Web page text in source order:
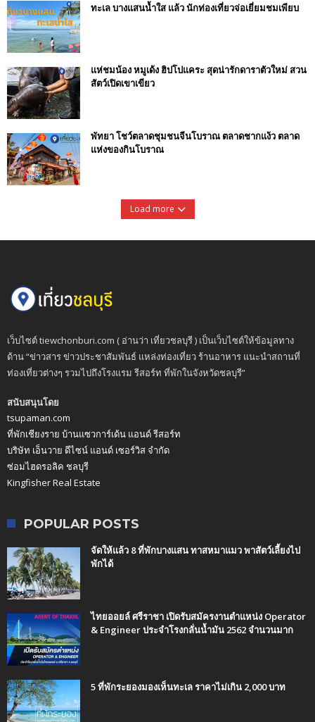
ทะเล บางแสนน้ำใส แล้ว นักท่องเที่ยวจ่อเยี่ยมชมเพียบ
แห่ชมน้อง หมูเด้ง ฮิปโปแคระ สุดน่ารักดาราตัวใหม่ สวน
สัตว์เปิดเขาเขียว
พัทยา โชว์ตลาดชุมชนจีนโบราณ ตลาดชากแง้ว ตลาด
แห่งของกินโบราณ
Load more
เว็บไซต์ tiewchonburi.com ( อ่านว่า เที่ยวชลบุรี ) เป็นเว็บไซต์ให้ข้อมูลทาง
ด้าน “ข่าวสาร ข่าวประชาสัมพันธ์ แหล่งท่องเที่ยว ร้านอาหาร แนะนำสถานที่
ท่องเที่ยวต่างๆ รวมไปถึงโรงแรม รีสอร์ท ที่พักในจังหวัดชลบุรี”
สนับสนุนโดย
tsupaman.com
ที่พักเชียงราย บ้านแซวการ์เด้น แอนด์ รีสอร์ท
บริษัท เอ็นวาย ดีไซน์ แอนด์ เซอร์วิส จำกัด
ซ่อมไฮดรอลิค ชลบุรี
Kingfisher Real Estate
POPULAR POSTS
จัดให้แล้ว 8 ที่พักบางแสน ทาสหมาแมว พาสัตว์เลี้ยงไป
พักได้
ไทยออยล์ ศรีราชา เปิดรับสมัครงานตำแหน่ง Operator
& Engineer ประจำโรงกลั่นน้ำมัน 2562 จำนวนมาก
5 ที่พักระยองมองเห็นทะเล ราคาไม่เกิน 2,000 บาท